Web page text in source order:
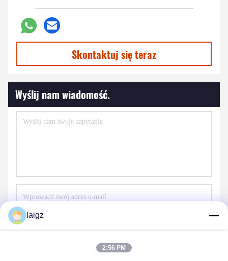
Skontaktuj się teraz
Wyślij nam wiadomość.
Wyślij
laigz
2:56 PM